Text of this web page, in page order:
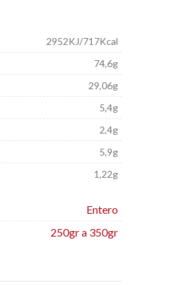
2952KJ/717Kcal
74,6g
29,06g
5,4g
2,4g
5,9g
1,22g
Entero
250gr a 350gr